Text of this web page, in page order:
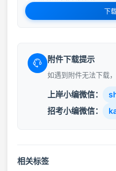
下
附件下载提示
如遇到附件无法下载
上岸小编微信：
招考小编微信：
相关标签